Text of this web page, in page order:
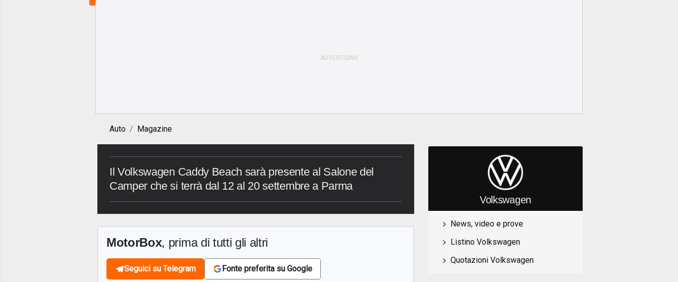
Auto Magazine
Il Volkswagen Caddy Beach sarà presente al Salone del
Camper che si terrà dal 12 al 20 settembre a Parma
MotorBox, prima di tutti gli altri
Seguici su Telegram Fonte preferita su Google
Volkswagen
News, video e prove
Listino Volkswagen
Quotazioni Volkswagen